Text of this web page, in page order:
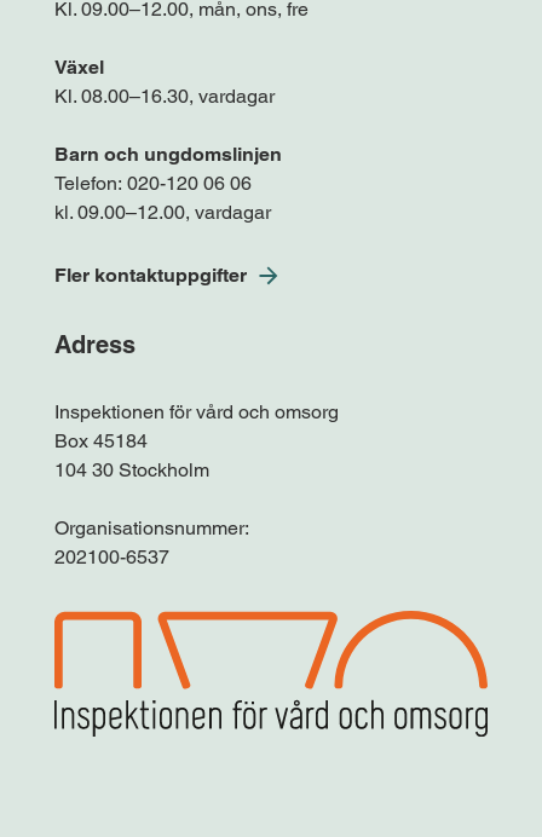
Kl. 09.00–12.00, mån, ons, fre
Växel
Kl. 08.00–16.30, vardagar
Barn och ungdomslinjen
Telefon: 020-120 06 06
kl. 09.00–12.00, vardagar
Fler kontaktuppgifter
Adress
Inspektionen för vård och omsorg
Box 45184
104 30 Stockholm
Organisationsnummer:
202100-6537